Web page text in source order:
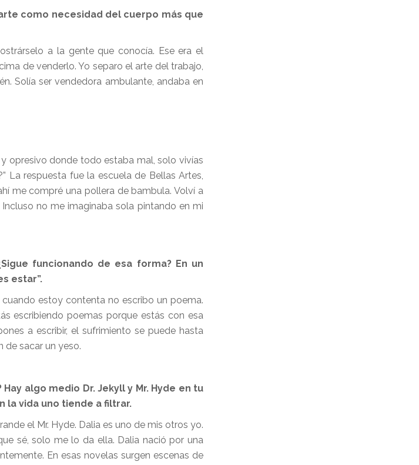
como necesidad del cuerpo más que
a la gente que conocía. Ese era el
de venderlo. Yo separo el arte del trabajo,
Solía ser vendedora ambulante, andaba en
opresivo donde todo estaba mal, solo vivías
La respuesta fue la escuela de Bellas Artes,
me compré una pollera de bambula. Volví a
no me imaginaba sola pintando en mi
funcionando de esa forma? En un
estar”.
estoy contenta no escribo un poema.
escribiendo poemas porque estás con esa
a escribir, el sufrimiento se puede hasta
de sacar un yeso.
algo medio Dr. Jekyll y Mr. Hyde en tu
la vida uno tiende a filtrar.
el Mr. Hyde. Dalia es uno de mis otros yo.
sé, solo me lo da ella. Dalia nació por una
En esas novelas surgen escenas de